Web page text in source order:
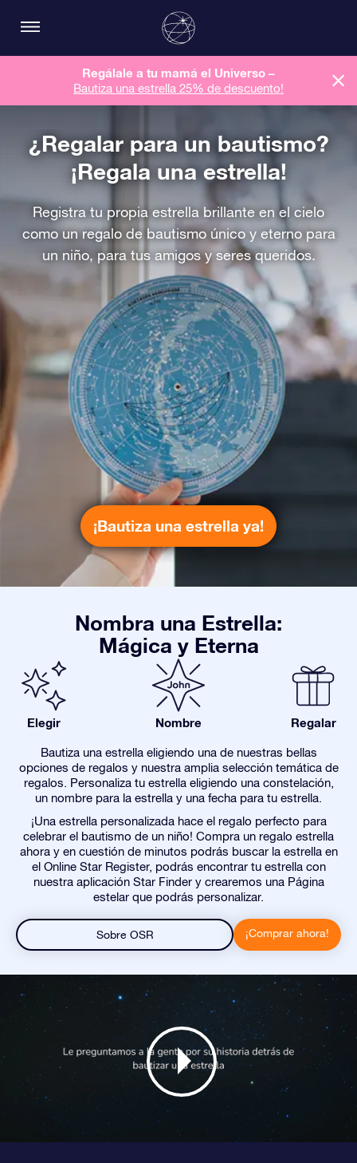
Regálale a tu mamá el Universo –
Bautiza una estrella 25% de descuento!
¿Regalar para un bautismo?
¡Regala una estrella!
Registra tu propia estrella brillante en el cielo
como un regalo de bautismo único y eterno para
un niño, para tus amigos y seres queridos.
¡Bautiza una estrella ya!
Nombra una Estrella:
Mágica y Eterna
Elegir Nombre Regalar
Bautiza una estrella eligiendo una de nuestras bellas
opciones de regalos y nuestra amplia selección temática de
regalos. Personaliza tu estrella eligiendo una constelación,
un nombre para la estrella y una fecha para tu estrella.
¡Una estrella personalizada hace el regalo perfecto para
celebrar el bautismo de un niño! Compra un regalo estrella
ahora y en cuestión de minutos podrás buscar la estrella en
el Online Star Register, podrás encontrar tu estrella con
nuestra aplicación Star Finder y crearemos una Página
estelar que podrás personalizar.
Sobre OSR ¡Comprar ahora!